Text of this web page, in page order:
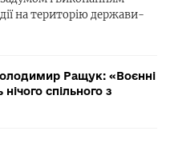
на територію держави-
Ращук: «Воєнні
спільного з